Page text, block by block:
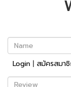
Name
Login | สมัครสมา
Review